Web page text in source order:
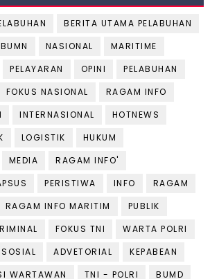
BERITA UTAMA PELABUHAN
BUMN NASIONAL
MARITIME
PELAYARAN OPINI
PELABUHAN
FOKUS NASIONAL
RAGAM INFO
INTERNASIONAL
HOTNEWS
LOGISTIK
HUKUM
MEDIA
RAGAM INFO'
PERISTIWA INFO
RAGAM
RAGAM INFO MARITIM
PUBLIK
FOKUS TNI
WARTA POLRI
SOSIAL ADVETORIAL
KEPABEAN
WARTAWAN TNI - POLRI
BUMD